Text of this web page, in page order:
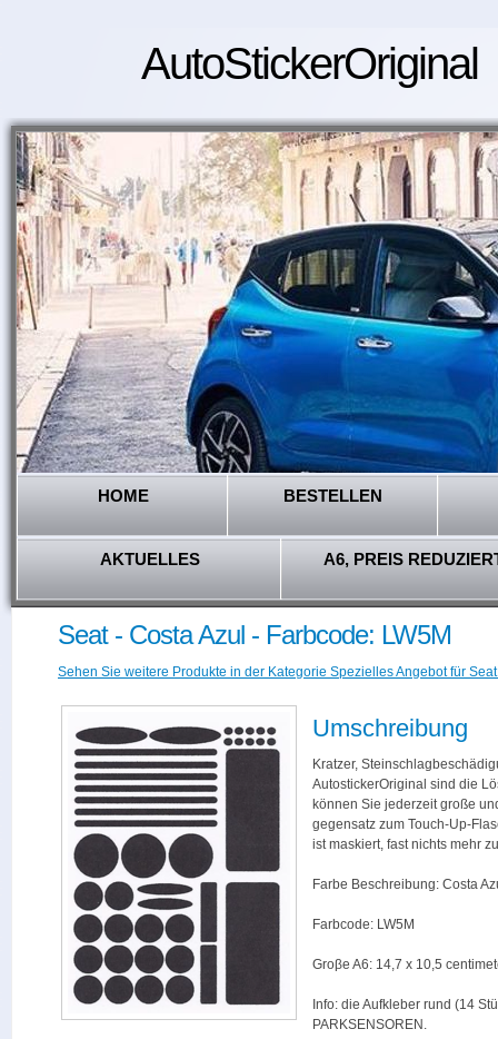
AutoStickerOriginal
HOME BESTELLEN
AKTUELLES A6, PREIS
Seat - Costa Azul - Farbcode: LW5M
Sehen Sie weitere Produkte in der Kategorie Spezielles Angebot für
Umschreibung
Kratzer,
AutostickerOriginal sind die
können Sie jederzeit große
gegensatz zum Touch-Up-
ist maskiert, fast nichts mehr
Farbe Beschreibung: Costa
Farbcode: LW5M
Groβe A6: 14,7 x 10,5
Info: die Aufkleber rund (14
PARKSENSOREN.